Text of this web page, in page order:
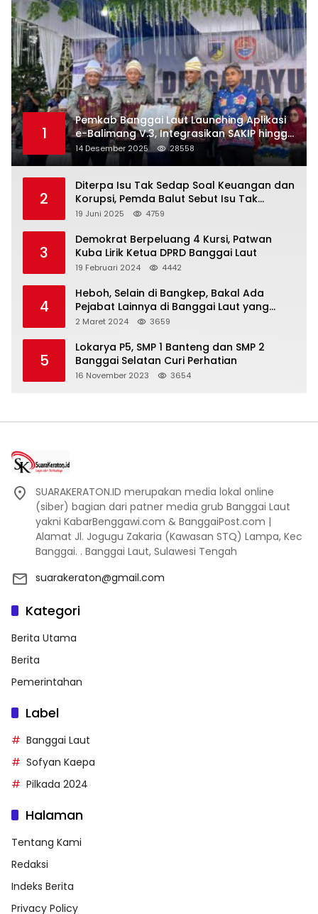
1
Pemkab Banggai Laut Launching Aplikasi
e-Balimang V.3, Integrasikan SAKIP hingga
Satu Data Layanan Publik
14 Desember 2025 28558
2
Diterpa Isu Tak Sedap Soal Keuangan dan
Korupsi, Pemda Balut Sebut Isu Tak
Berdasar
19 Juni 2025 4759
3
Demokrat Berpeluang 4 Kursi, Patwan
Kuba Lirik Ketua DPRD Banggai Laut
19 Februari 2024 4442
4
Heboh, Selain di Bangkep, Bakal Ada
Pejabat Lainnya di Banggai Laut yang
Bakal di Ciduk, Bagini Kata Kapolres!
2 Maret 2024 3659
5
Lokarya P5, SMP 1 Banteng dan SMP 2
Banggai Selatan Curi Perhatian
16 November 2023 3654
SUARAKERATON.ID merupakan media lokal online
(siber) bagian dari patner media grub Banggai Laut
yakni KabarBenggawi.com & BanggaiPost.com |
Alamat Jl. Jogugu Zakaria (Kawasan STQ) Lampa, Kec
Banggai. . Banggai Laut, Sulawesi Tengah
suarakeraton@gmail.com
Kategori
Berita Utama
Berita
Pemerintahan
Label
Banggai Laut
Sofyan Kaepa
Pilkada 2024
Halaman
Tentang Kami
Redaksi
Indeks Berita
Privacy Policy